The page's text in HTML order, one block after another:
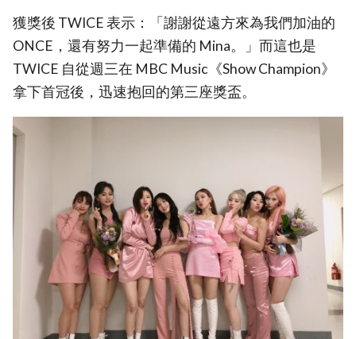
獲獎後 TWICE 表示：「謝謝從遠方來為我們加油的
ONCE，還有努力一起準備的 Mina。」而這也是
TWICE 自從週三在 MBC Music《Show Champion》
拿下首冠後，迅速抱回的第三座獎盃。